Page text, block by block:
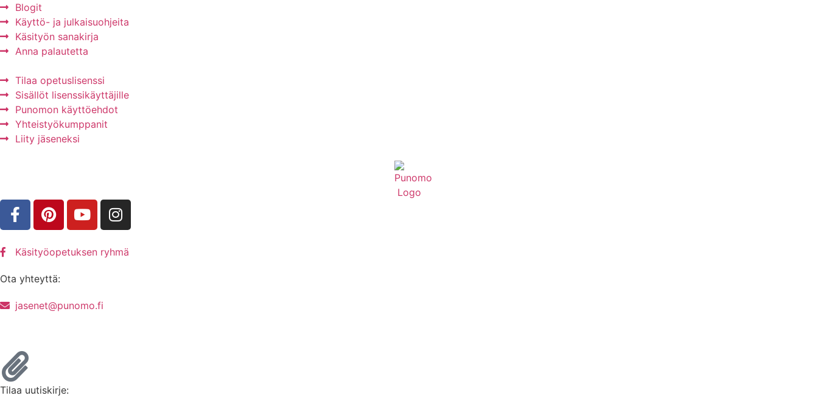
Blogit
Käyttö- ja julkaisuohjeita
Käsityön sanakirja
Anna palautetta
Tilaa opetuslisenssi
Sisällöt lisenssikäyttäjille
Punomon käyttöehdot
Yhteistyökumppanit
Liity jäseneksi
Käsityöopetuksen ryhmä
Ota yhteyttä:
jasenet@punomo.fi
Tilaa uutiskirje: